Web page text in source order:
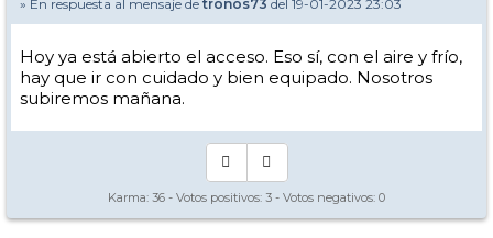
» En respuesta al mensaje de tronos73 del 19-01-2023 23:03
Hoy ya está abierto el acceso. Eso sí, con el aire y frío,
hay que ir con cuidado y bien equipado. Nosotros
subiremos mañana.
Karma: 36 - Votos positivos: 3 - Votos negativos: 0